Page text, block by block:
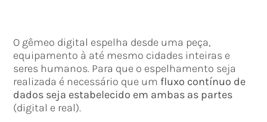
O gêmeo digital espelha desde uma peça,
equipamento à até mesmo cidades inteiras e
seres humanos. Para que o espelhamento seja
realizada é necessário que um fluxo contínuo de
dados seja estabelecido em ambas as partes
(digital e real).